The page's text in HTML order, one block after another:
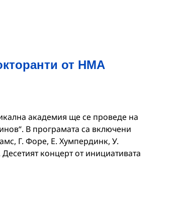
от НМА
академия ще се проведе на
В програмата са включени
Г. Форе, Е. Хумпердинк, У.
концерт от инициативата